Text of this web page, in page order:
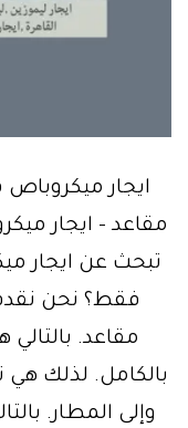
مقاعد – ايجار
وإلى المطار.